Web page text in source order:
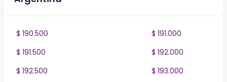
$ 190.500
$ 191.000
$ 191.500
$ 192.000
$ 192.500
$ 193.000